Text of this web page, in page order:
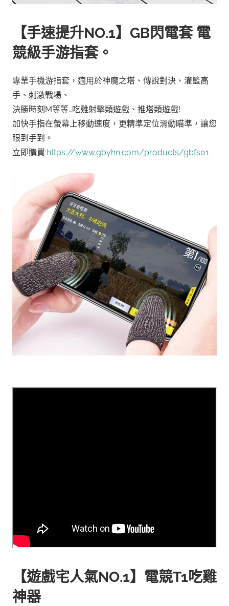
【手速提升NO.1】GB閃電套 電
競級手游指套。
專業手機游指套，適用於神魔之塔、傳說對決、灌籃高
手、刺激戰場、
決勝時刻M等等…吃雞射擊類遊戲、推塔類遊戲!
加快手指在螢幕上移動速度，更精準定位滑動瞄準，讓您
眼到手到。
立即購買:https://www.gbyhn.com/products/gbfs01
【遊戲宅人氣NO.1】電競T1吃雞
神器